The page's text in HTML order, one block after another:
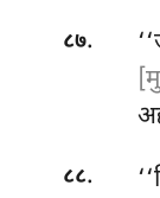
८७.
८८.